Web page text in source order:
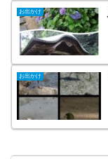
お出かけ
お出かけ